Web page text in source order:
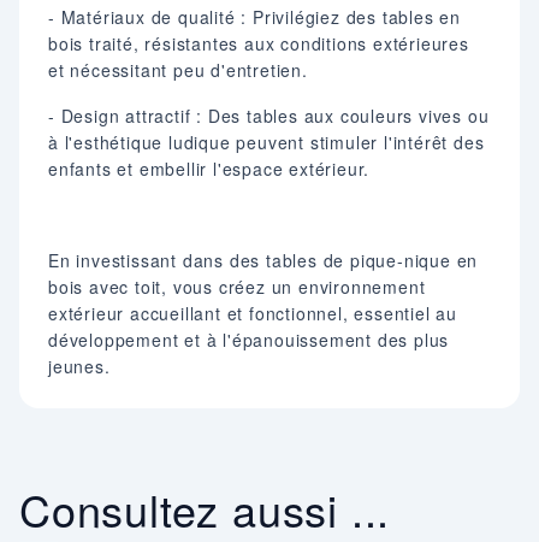
- Matériaux de qualité : Privilégiez des tables en
bois traité, résistantes aux conditions extérieures
et nécessitant peu d'entretien.
- Design attractif : Des tables aux couleurs vives ou
à l'esthétique ludique peuvent stimuler l'intérêt des
enfants et embellir l'espace extérieur.
En investissant dans des tables de pique-nique en
bois avec toit, vous créez un environnement
extérieur accueillant et fonctionnel, essentiel au
développement et à l'épanouissement des plus
jeunes.
Consultez aussi ...